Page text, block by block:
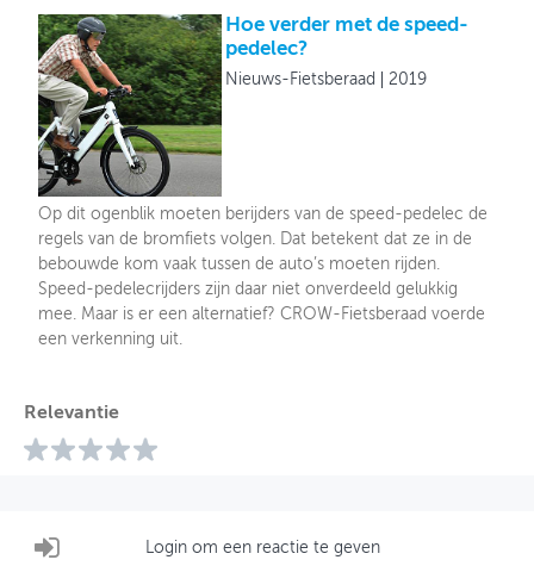
Hoe verder met de speed-
pedelec?
Nieuws-Fietsberaad 2019
Op dit ogenblik moeten berijders van de speed-pedelec de
regels van de bromfiets volgen. Dat betekent dat ze in de
bebouwde kom vaak tussen de auto’s moeten rijden.
Speed-pedelecrijders zijn daar niet onverdeeld gelukkig
mee. Maar is er een alternatief? CROW-Fietsberaad voerde
een verkenning uit.
Relevantie
Login om een reactie te geven